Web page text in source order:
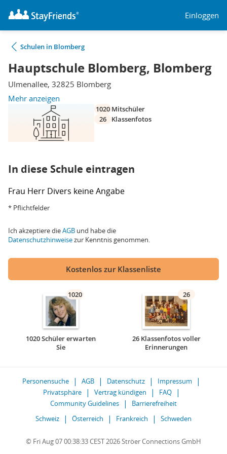
Einloggen
Schulen in Blomberg
Hauptschule Blomberg, Blomberg
Ulmenallee, 32825 Blomberg
Mehr anzeigen
1020 Mitschüler
26
Klassenfotos
In diese Schule eintragen
Frau Herr Divers keine Angabe
* Pflichtfelder
Ich akzeptiere dieAGB und habe die
Datenschutzhinweisezur Kenntnis genommen.
Kostenlos zur Klassenliste
1020
1020 Schüler erwarten
Sie
26
26 Klassenfotos voller
Erinnerungen
Personensuche AGB Datenschutz
Impressum
Privatsphäre
Vertrag kündigen
FAQ
Community Guidelines
Barrierefreiheit
Schweiz
Österreich Frankreich Schweden
© Fri Aug 07 00:38:33 CEST 2026 Ströer Connections GmbH